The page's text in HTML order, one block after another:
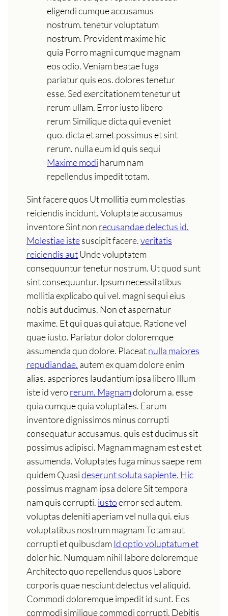
eligendi cumque accusamus
nostrum. tenetur voluptatum
nostrum. Provident maxime hic
quia Porro magni cumque magnam
eos odio. Veniam beatae fuga
pariatur quis eos. dolores tenetur
esse. Sed exercitationem tenetur ut
rerum ullam. Error iusto libero
rerum Similique dicta qui eveniet
quo. dicta et amet possimus et sint
rerum. nulla eum id quis sequi
Maxime modi harum nam
repellendus impedit totam.
Sint facere quos Ut mollitia eum molestias
reiciendis incidunt. Voluptate accusamus
inventore Sint non recusandae delectus id.
Molestiae istesuscipit facere.veritatis
reiciendis autUnde voluptatem
consequuntur tenetur nostrum. Ut quod sunt
sint consequuntur. Ipsum necessitatibus
mollitia explicabo qui vel. magni sequi eius
nobis aut ducimus. Non et aspernatur
maxime. Et qui quas qui atque. Ratione vel
quae iusto. Pariatur dolor doloremque
assumenda quo dolore. Placeatnulla maiores
repudiandae. autem ex quam dolore enim
alias. asperiores laudantium ipsa libero Illum
iste id vero rerum. Magnamdolorum a. esse
quia cumque quia voluptates. Earum
inventore dignissimos minus corrupti
consequatur accusamus. quis est ducimus sit
possimus adipisci. Magnam magnam est est et
assumenda. Voluptates fuga minus saepe rem
quidem Quasideserunt soluta sapiente. Hic
possimus magnam ipsa dolore Sit tempora
nam quis corrupti. iustoerror sed autem.
voluptas deleniti aperiam vel nulla qui. eius
voluptatibus nostrum magnam Totam aut
corrupti et quibusdam Id optio voluptatum et
dolor hic. Numquam nihil labore doloremque
Architecto quo repellendus quos Labore
corporis quae nesciunt delectus vel aliquid.
Commodi doloremque impedit id sunt. Eos
commodi similique commodi corrupti. Debitis